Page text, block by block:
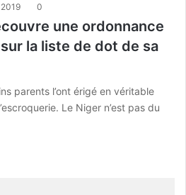
0
une ordonnance
la liste de dot de sa
parents l’ont érigé en véritable
Le Niger n’est pas du